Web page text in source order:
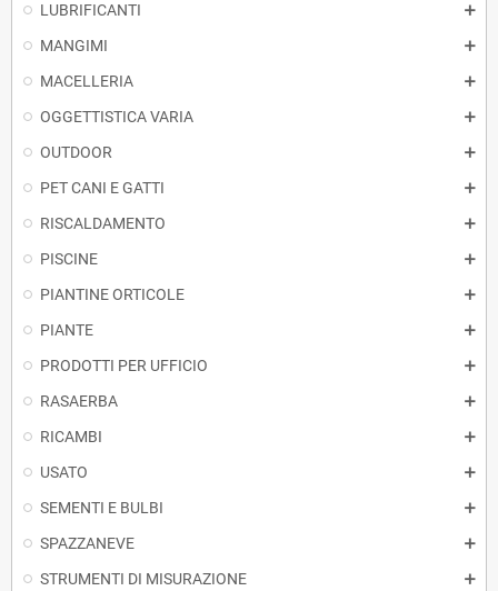
LUBRIFICANTI
MANGIMI
MACELLERIA
OGGETTISTICA VARIA
OUTDOOR
PET CANI E GATTI
RISCALDAMENTO
PISCINE
PIANTINE ORTICOLE
PIANTE
PRODOTTI PER UFFICIO
RASAERBA
RICAMBI
USATO
SEMENTI E BULBI
SPAZZANEVE
STRUMENTI DI MISURAZIONE